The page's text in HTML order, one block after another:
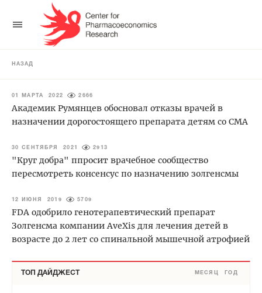
НАЗАД
01 МАРТА 2022 2666
Академик Румянцев обосновал отказы врачей в
назначении дорогостоящего препарата детям со СМА
30 СЕНТЯБРЯ 2021 2913
"Круг добра" ппросит врачебное сообщество
пересмотреть консенсус по назначению золгенсмы
12 ИЮНЯ 2019 5709
FDA одобрило генотерапевтический препарат
Золгенсма компании AveXis для лечения детей в
возрасте до 2 лет со спинальной мышечной атрофией
ТОП ДАЙДЖЕСТ МЕСЯЦ ГОД